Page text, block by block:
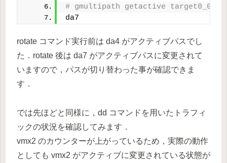
# gmultipath getactive target0_0
da7
rotate コマンド実行前は da4 がアクティブパスでし
た．rotate 後は da7 がアクティブパスに変更されて
いますので，パスが切り替わった事が確認できま
す．
では先ほどと同様に，dd コマンドを用いたトラフィ
ックの状況を確認してみます．
vmx2 のカウンターが上がっているため，実際の動作
としても vmx2 がアクティブに変更されている状態が